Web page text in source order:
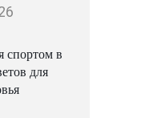
спортом в
для